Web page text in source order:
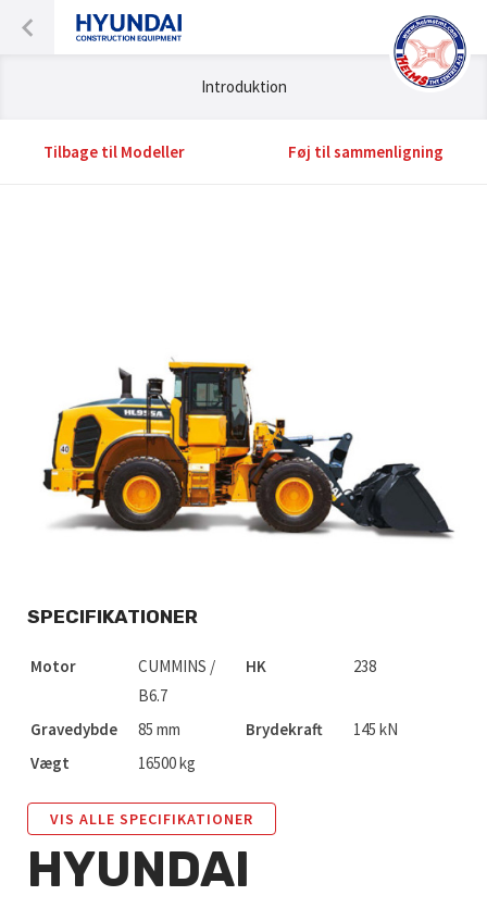
Introduktion
Tilbage til Modeller Føj til sammenligning
SPECIFIKATIONER
Motor
CUMMINS /
B6.7
HK 238
Gravedybde 85 mm Brydekraft
145 kN
Vægt
16500 kg
VIS ALLE SPECIFIKATIONER
HYUNDAI